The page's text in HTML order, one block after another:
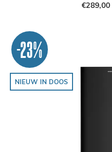
€289,00
-23%
NIEUW IN DOOS